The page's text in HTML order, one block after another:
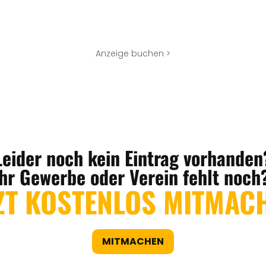
Anzeige buchen >
noch kein Eintrag
Gewerbe oder Verein fehlt
KOSTENLOS
MITMACHEN